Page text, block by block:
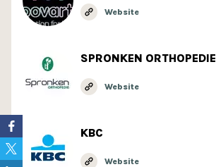
Website
SPRONKEN ORTHOPEDIE
Website
KBC
Website